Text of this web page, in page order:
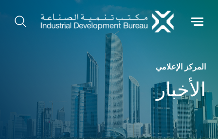
المركز الإعلامي
الأخبار